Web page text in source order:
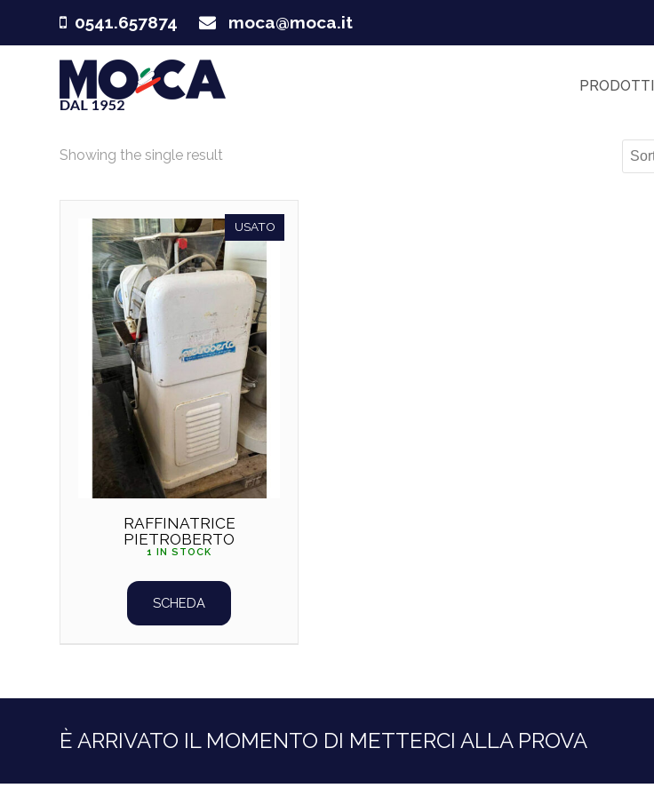
0541.657874 moca@moca.it
PRODOTTI
Showing the single result
RAFFINATRICE
PIETROBERTO
1 IN STOCK
SCHEDA
USATO
È ARRIVATO IL MOMENTO DI METTERCI ALLA PROVA